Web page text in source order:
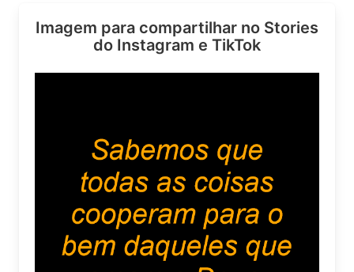
Imagem para compartilhar no Stories
do Instagram e TikTok